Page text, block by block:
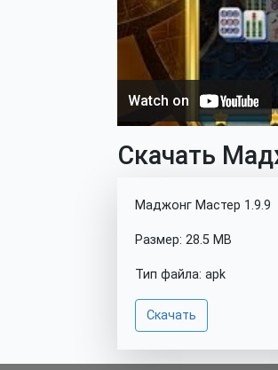
Скачать
Маджонг Мастер 1.9.9
Размер: 28.5 MB
Тип файла: apk
Скачать